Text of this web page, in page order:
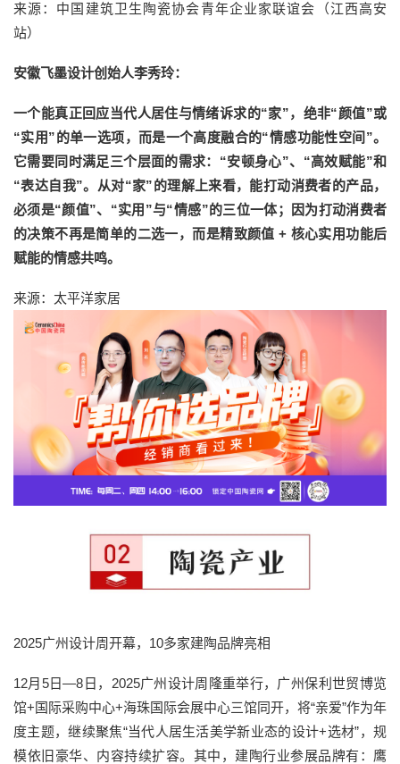
来源：中国建筑卫生陶瓷协会青年企业家联谊会（江西高安
站）
安徽飞墨设计创始人李秀玲：
一个能真正回应当代人居住与情绪诉求的“家”，绝非“颜值”或
“实用”的单一选项，而是一个高度融合的“情感功能性空间”。
它需要同时满足三个层面的需求：“安顿身心”、“高效赋能”和
“表达自我”。从对“家”的理解上来看，能打动消费者的产品，
必须是“颜值”、“实用”与“情感”的三位一体；因为打动消费者
的决策不再是简单的二选一，而是精致颜值 + 核心实用功能后
赋能的情感共鸣。
来源：太平洋家居
2025广州设计周开幕，10多家建陶品牌亮相
12月5日—8日，2025广州设计周隆重举行，广州保利世贸博览
馆+国际采购中心+海珠国际会展中心三馆同开，将“亲爱”作为年
度主题，继续聚焦“当代人居生活美学新业态的设计+选材”，规
模依旧豪华、内容持续扩容。其中，建陶行业参展品牌有：鹰